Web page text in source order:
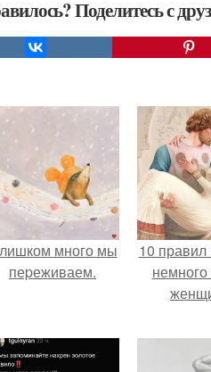
Поделитесь с
много мы
пеpеживаем.
10
немного